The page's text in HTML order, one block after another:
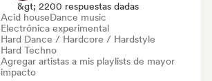
&gt; 2200 respuestas dadas
Acid houseDance music
Electrónica experimental
Hard Dance / Hardcore / Hardstyle
Hard Techno
Agregar artistas a mis playlists de mayor
impacto